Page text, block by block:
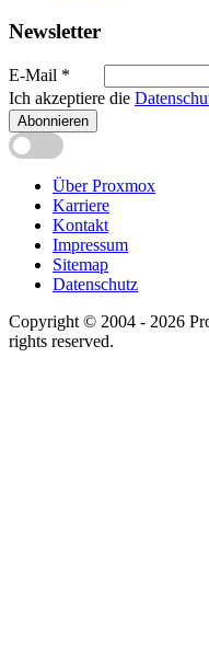
Newsletter
E-Mail *
Ich akzeptiere die
Abonnieren
Über Proxmox
Karriere
Kontakt
Impressum
Sitemap
Datenschutz
Copyright © 2004 - 2026
rights reserved.